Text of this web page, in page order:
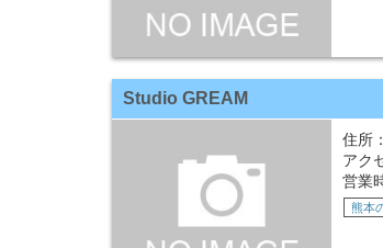
Studio GREAM
住所
アク
営業
熊本